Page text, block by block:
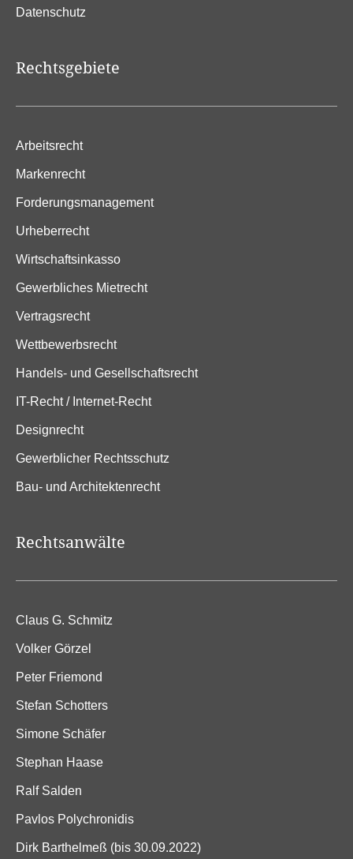
Datenschutz
Rechtsgebiete
Arbeitsrecht
Markenrecht
Forderungsmanagement
Urheberrecht
Wirtschaftsinkasso
Gewerbliches Mietrecht
Vertragsrecht
Wettbewerbsrecht
Handels- und Gesellschaftsrecht
IT-Recht / Internet-Recht
Designrecht
Gewerblicher Rechtsschutz
Bau- und Architektenrecht
Rechtsanwälte
Claus G. Schmitz
Volker Görzel
Peter Friemond
Stefan Schotters
Simone Schäfer
Stephan Haase
Ralf Salden
Pavlos Polychronidis
Dirk Barthelmeß (bis 30.09.2022)